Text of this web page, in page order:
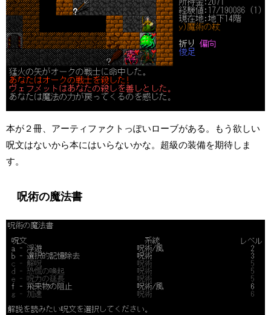
本が２冊、アーティファクトっぽいローブがある。もう欲しい
呪文はないから本にはいらないかな。超級の装備を期待しま
す。
呪術の魔法書